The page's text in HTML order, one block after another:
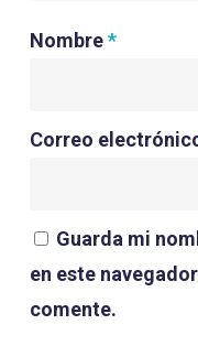
Nombre*
Correo
Guarda mi
en este
comente.